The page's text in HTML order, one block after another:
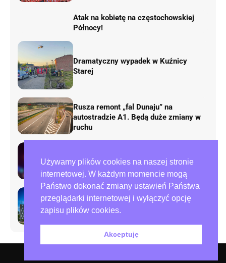
Używamy plików cookies na naszej stronie
internetowej. W każdym momencie mogą
Państwo dokonać zmiany ustawień Państwa
przeglądarki internetowej i wyłączyć opcję
zapisu plików cookies.
Akceptuję
Atak na kobietę na częstochowskiej
Północy!
Dramatyczny wypadek w Kuźnicy
Starej
Rusza remont „fal Dunaju” na
autostradzie A1. Będą duże zmiany w
ruchu
Tragedia przy ulicy Zana w
Częstochowie. Nie żyje mężczyzna
Preparowanie kart w referendum.
Zawiadomienia do policji i ABW